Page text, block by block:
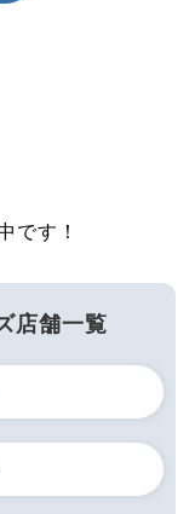
です！
店舗一覧